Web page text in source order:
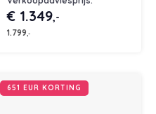
€ 1.349,-
1.799,-
651 EUR KORTING